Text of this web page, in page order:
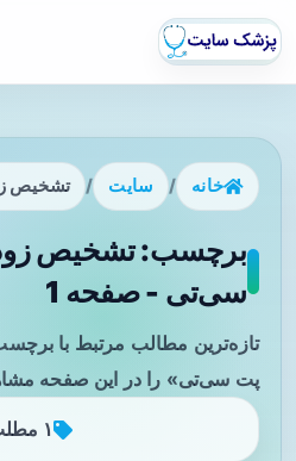
خانه / سایت / تشخیص
برچسب: تشخیص
سی‌تی - صفحه 1
تازه‌ترین مطالب مرتبط با
پت سی‌تی» را در این صفحه
۱ مطلب